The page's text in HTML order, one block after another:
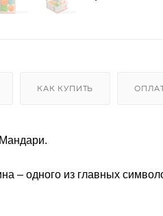
КАК КУПИТЬ
– одного из главных